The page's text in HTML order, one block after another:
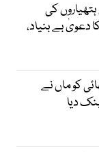
کی
دعویٰ بے بنیاد،
کو ماں نے
دیا